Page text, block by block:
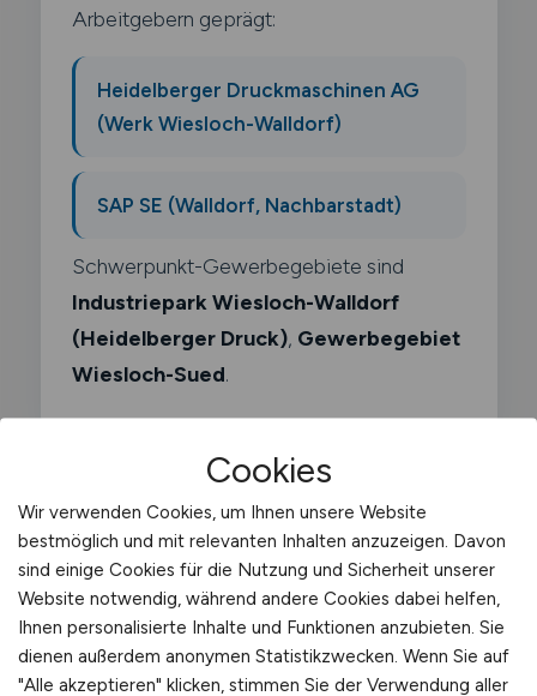
Arbeitgebern geprägt:
Heidelberger Druckmaschinen AG
(Werk Wiesloch-Walldorf)
SAP SE (Walldorf, Nachbarstadt)
Schwerpunkt-Gewerbegebiete sind
Industriepark Wiesloch-Walldorf
(Heidelberger Druck), Gewerbegebiet
Wiesloch-Sued.
Was macht ein Kep
Zusteller?
Als KEP-Zusteller arbeitest du im Kurier-
Express-Paket-Segment für Dienstleister
Cookies
Wir verwenden Cookies, um Ihnen unsere Website
bestmöglich und mit relevanten Inhalten anzuzeigen. Davon
sind einige Cookies für die Nutzung und Sicherheit unserer
Website notwendig, während andere Cookies dabei helfen,
Ihnen personalisierte Inhalte und Funktionen anzubieten. Sie
dienen außerdem anonymen Statistikzwecken. Wenn Sie auf
"Alle akzeptieren" klicken, stimmen Sie der Verwendung aller